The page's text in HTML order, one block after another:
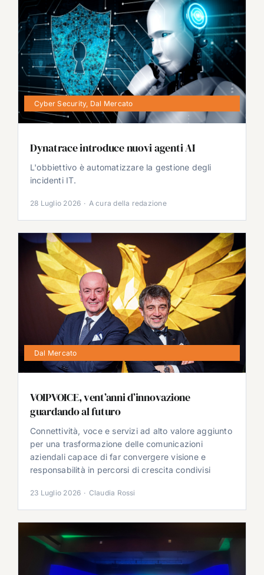
Cyber Security, Dal Mercato
Dynatrace introduce nuovi agenti AI
L'obbiettivo è automatizzare la gestione degli
incidenti IT.
28 Luglio 2026 · A cura della redazione
Dal Mercato
VOIPVOICE, vent’anni d’innovazione
guardando al futuro
Connettività, voce e servizi ad alto valore aggiunto
per una trasformazione delle comunicazioni
aziendali capace di far convergere visione e
responsabilità in percorsi di crescita condivisi
23 Luglio 2026 · Claudia Rossi